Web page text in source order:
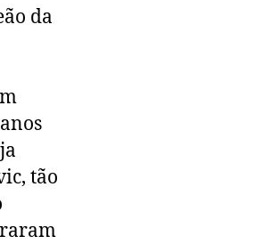
da
tão